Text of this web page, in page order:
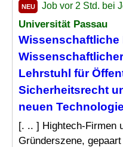
NEU Job vor 2 Std. bei
Universität Passau
Wissenschaftliche
Lehrstuhl für
Sicherheitsrecht
neuen
[. .. ] Hightech-Firmen
Gründerszene,